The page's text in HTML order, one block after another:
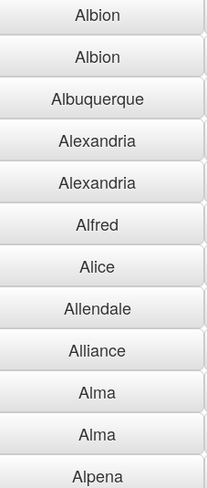
Albion
Albion
Albuquerque
Alexandria
Alexandria
Alfred
Alice
Allendale
Alliance
Alma
Alma
Alpena